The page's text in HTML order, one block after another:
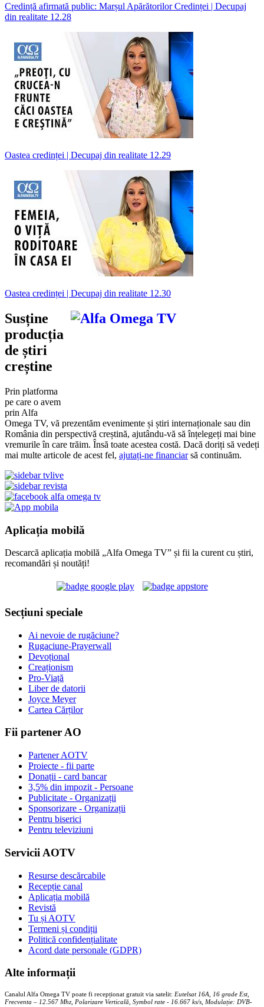
Credință afirmată public: Marșul Apărătorilor Credinței | Decupaj
din realitate 12.28
Oastea credinței | Decupaj din realitate 12.29
Oastea credinței | Decupaj din realitate 12.30
Susține
producția
de știri
creștine
Prin platforma
pe care o avem
prin Alfa
Omega TV, vă prezentăm evenimente și știri internaționale sau din
România din perspectivă creștină, ajutându-vă să înțelegeți mai bine
vremurile în care trăim. Însă toate acestea costă. Dacă doriți să vedeți
mai multe articole de acest fel, ajutați-ne financiarsă continuăm.
Aplicația mobilă
Descarcă aplicația mobilă „Alfa Omega TV” și fii la curent cu știri,
recomandări și noutăți!
Secțiuni speciale
Ai nevoie de rugăciune?
Rugaciune-Prayerwall
Devoțional
Creaționism
Pro-Viață
Liber de datorii
Joyce Meyer
Cartea Cărților
Fii partener AO
Partener AOTV
Proiecte - fii parte
Donații - card bancar
3,5% din impozit - Persoane
Publicitate - Organizații
Sponsorizare - Organizații
Pentru biserici
Pentru televiziuni
Servicii AOTV
Resurse descărcabile
Recepție canal
Aplicația mobilă
Revistă
Tu și AOTV
Termeni și condiții
Politică confidențialitate
Acord date personale (GDPR)
Alte informații
Canalul Alfa Omega TV poate fi recepționat gratuit via satelit: Eutelsat 16A, 16 grade Est,
Frecventa – 12.567 Mhz, Polarizare Verticală, Symbol rate - 16.667 ks/s, Modulație: DVB-